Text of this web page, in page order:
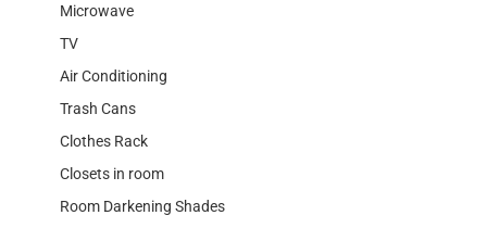
Microwave
TV
Air Conditioning
Trash Cans
Clothes Rack
Closets in room
Room Darkening Shades